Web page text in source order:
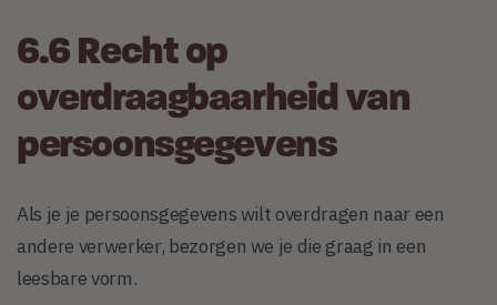
6.6 Recht op
overdraagbaarheid van
persoonsgegevens
Als je je persoonsgegevens wilt overdragen naar een
andere verwerker, bezorgen we je die graag in een
leesbare vorm.